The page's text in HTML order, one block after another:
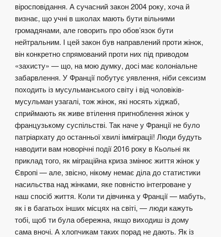
віросповідання. А сучасний закон 2004 року, хоча й
визнає, що учні в школах мають бути вільними
громадянами, але говорить про обов’язок бути
нейтральним. І цей закон був направлений проти жінок,
він конкретно спрямований проти них під приводом
«захисту» — що, на мою думку, досі має колоніальне
забарвлення. У Франції побутує уявлення, ніби сексизм
походить із мусульманського світу і від чоловіків-
мусульман узагалі, тож жінок, які носять хіджаб,
сприймають як живе втілення пригноблення жінок у
французькому суспільстві. Так наче у Франції не було
патріархату до останньої хвилі імміграції! Люди будуть
наводити вам новорічні події 2016 року в Кьольні як
приклад того, як міграційна криза змінює життя жінок у
Європі — але, звісно, нікому немає діла до статистики
насильства над жінками, яке повністю інтегроване у
наш спосіб життя. Коли ти дівчинка у Франції — мабуть,
як і в багатьох інших місцях на світі, — люди кажуть
тобі, щоб ти була обережна, якщо виходиш із дому
сама вночі. А хлопчикам таких порад не дають. Як із